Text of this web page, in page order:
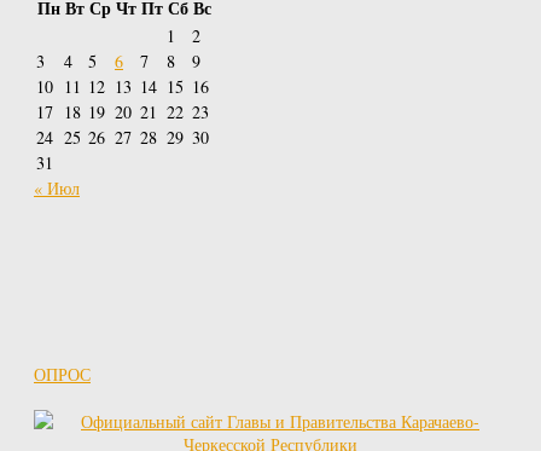
ПнВтСрЧтПтСбВс
1
2
3
4 5 6 7 8
9
10 11 12 13 14 15 16
17 18 19 20 21 22 23
24 25 26 27 28 29 30
31
« Июл
ОПРОС